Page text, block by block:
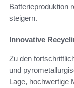
Batterieproduktion
steigern.
Innovative
Zu den
und
Lage, hochwertige